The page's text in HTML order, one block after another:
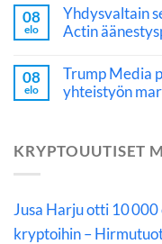
08
elo
Yhdysvaltain
Actin
08
elo
Trump Media
yhteistyön
KRYPTOUUTISET
Jusa Harju otti 10
kryptoihin –